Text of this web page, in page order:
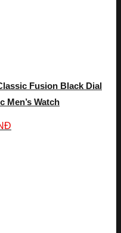
Fusion Black Dial
Men’s Watch